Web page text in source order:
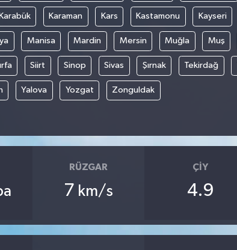
Karabük Karaman Kars Kastamonu Kayseri
Manisa Mardin Mersin Muğla Muş
Siirt Sinop Sivas Şırnak Tekirdağ
Yalova Yozgat Zonguldak
RÜZGAR
7 km/s
ÇIY
4.9